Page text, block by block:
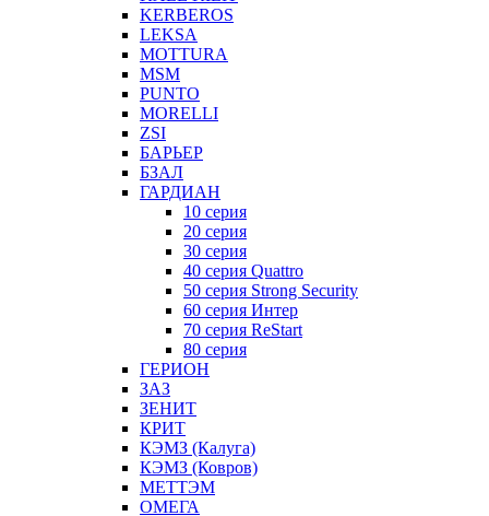
KERBEROS
LEKSA
MOTTURA
MSM
PUNTO
MORELLI
ZSI
БАРЬЕР
БЗАЛ
ГАРДИАН
10 серия
20 серия
30 серия
40 серия Quattro
50 серия Strong Security
60 серия Интер
70 серия ReStart
80 серия
ГЕРИОН
ЗАЗ
ЗЕНИТ
КРИТ
КЭМЗ (Калуга)
КЭМЗ (Ковров)
МЕТТЭМ
ОМЕГА